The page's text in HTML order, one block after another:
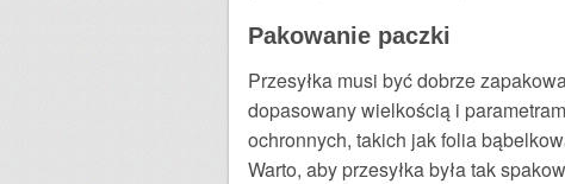
Pakowanie paczki
Przesyłka musi być dobrze
dopasowany wielkością i
ochronnych, takich jak folia
Warto, aby przesyłka była tak